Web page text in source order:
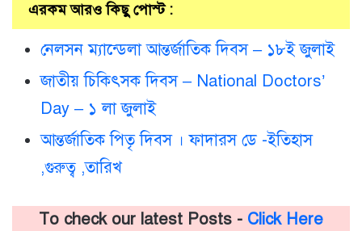
এরকম আরও কিছু পোস্ট :
নেলসন ম্যান্ডেলা আন্তর্জাতিক দিবস – ১৮ই জুলাই
জাতীয় চিকিৎসক দিবস – National Doctors’
Day – ১ লা জুলাই
আন্তর্জাতিক পিতৃ দিবস । ফাদারস ডে -ইতিহাস
,গুরুত্ব ,তারিখ
To check our latest Posts - Click Here